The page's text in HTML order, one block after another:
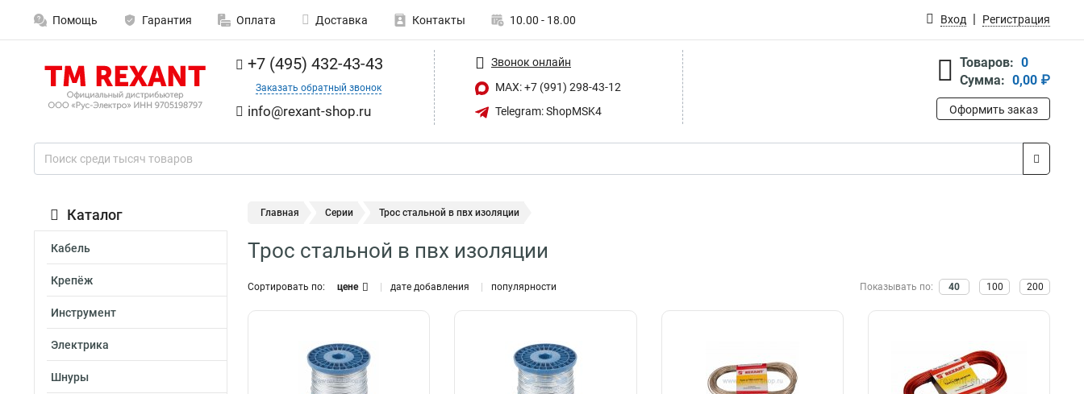
Помощь Гарантия Оплата Доставка Контакты 10.00 - 18.00 Вход Регистрация
+7 (495) 432-43-43
Заказать обратный звонок
info@rexant-shop.ru
Звонок онлайн
MAX: +7 (991) 298-43-12
Telegram: ShopMSK4
Товаров: 0
Сумма: 0,00 ₽
Оформить заказ
Каталог
Кабель
Крепёж
Инструмент
Электрика
Шнуры
Главная Серии Трос стальной в пвх изоляции
Трос стальной в пвх изоляции
Сортировать по: цене дате добавления популярности Показывать по: 40 100 200